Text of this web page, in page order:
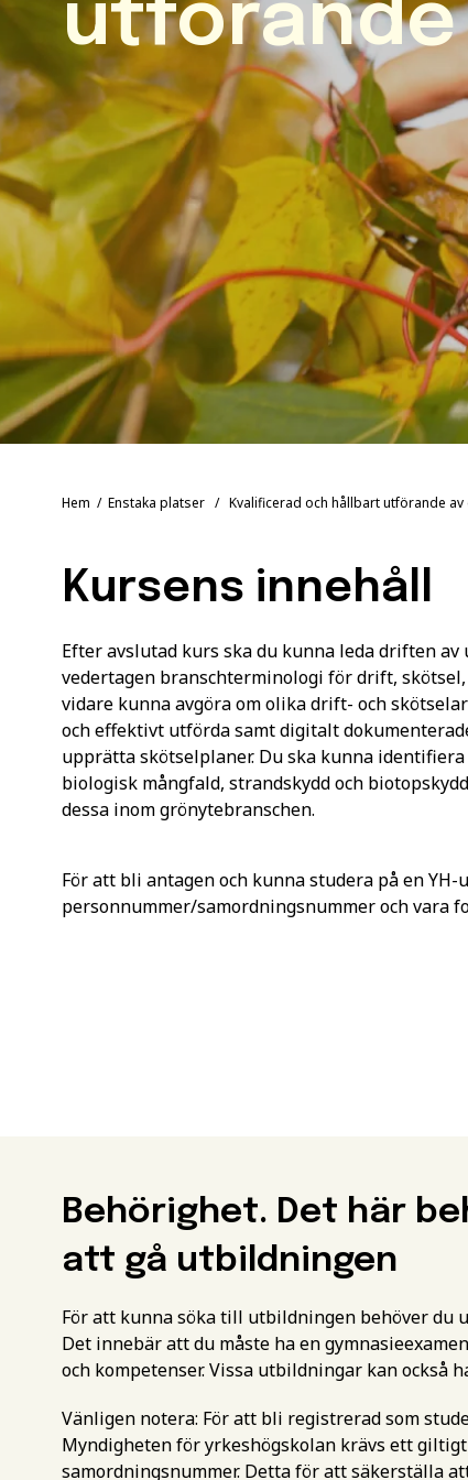
Hem / Enstaka platser / Kvalificerad och hållbart utförande av
Kursens innehåll
Efter avslutad kurs ska du kunna leda driften
vedertagen branschterminologi för drift,
vidare kunna avgöra om olika drift- och
och effektivt utförda samt digitalt
upprätta skötselplaner. Du ska kunna
biologisk mångfald, strandskydd och
dessa inom grönytebranschen.
För att bli antagen och kunna studera på en
personnummer/samordningsnummer och vara
Behörighet. Det här
att gå utbildningen
För att kunna söka till utbildningen behöver du
Det innebär att du måste ha en
och kompetenser. Vissa utbildningar kan också
Vänligen notera: För att bli registrerad som
Myndigheten för yrkeshögskolan krävs ett
samordningsnummer. Detta för att säkerställa